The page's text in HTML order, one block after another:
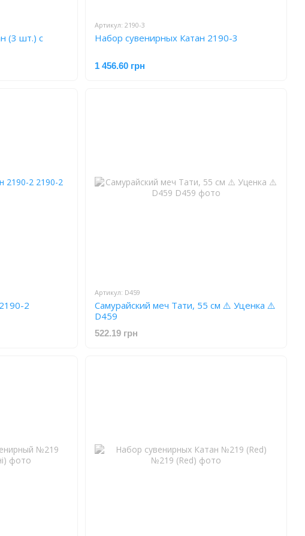
(3 шт.) с
Артикул: 2190-3
Набор сувенирных Катан 2190-3
1 456.60 грн
2
Артикул: D459
Самурайский меч Тати, 55 см ⚠️ Уценка ⚠️
D459
522.19 грн